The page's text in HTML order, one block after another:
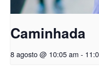
Caminhada
8 agosto @ 10:05 am -